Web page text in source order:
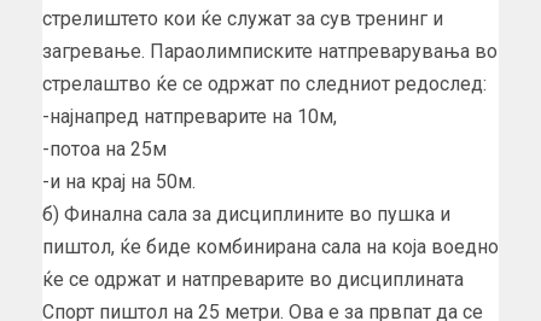
стрелиштето кои ќе служат за сув тренинг и
загревање. Параолимписките натпреварувања во
стрелаштво ќе се одржат по следниот редослед:
-најнапред натпреварите на 10м,
-потоа на 25м
-и на крај на 50м.
б) Финална сала за дисциплините во пушка и
пиштол, ќе биде комбинирана сала на која воедно
ќе се одржат и натпреварите во дисциплината
Спорт пиштол на 25 метри. Ова е за првпат да се